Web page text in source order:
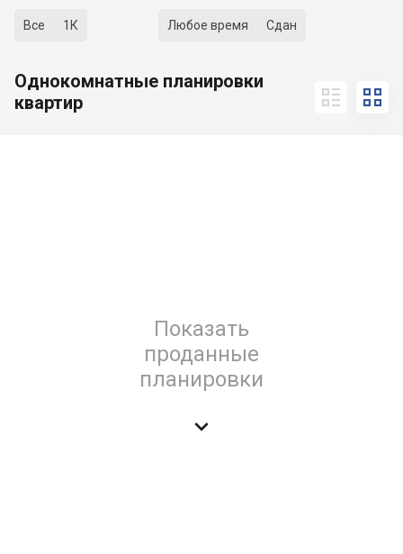
Все 1К Любое время Сдан
Однокомнатные планировки
квартир
 
Показать
проданные
планировки
